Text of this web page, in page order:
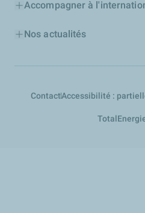
Accompagner à
Nos actualités
ContactAccessibilité :